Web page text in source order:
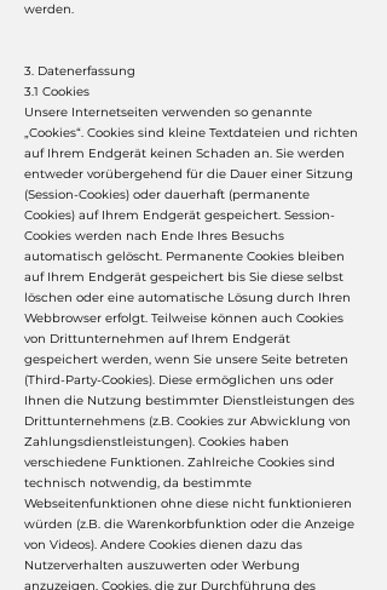
werden.
3. Datenerfassung
3.1 Cookies
Unsere Internetseiten verwenden so genannte
„Cookies“. Cookies sind kleine Textdateien und richten
auf Ihrem Endgerät keinen Schaden an. Sie werden
entweder vorübergehend für die Dauer einer Sitzung
(Session-Cookies) oder dauerhaft (permanente
Cookies) auf Ihrem Endgerät gespeichert. Session-
Cookies werden nach Ende Ihres Besuchs
automatisch gelöscht. Permanente Cookies bleiben
auf Ihrem Endgerät gespeichert bis Sie diese selbst
löschen oder eine automatische Lösung durch Ihren
Webbrowser erfolgt. Teilweise können auch Cookies
von Drittunternehmen auf Ihrem Endgerät
gespeichert werden, wenn Sie unsere Seite betreten
(Third-Party-Cookies). Diese ermöglichen uns oder
Ihnen die Nutzung bestimmter Dienstleistungen des
Drittunternehmens (z.B. Cookies zur Abwicklung von
Zahlungsdienstleistungen). Cookies haben
verschiedene Funktionen. Zahlreiche Cookies sind
technisch notwendig, da bestimmte
Webseitenfunktionen ohne diese nicht funktionieren
würden (z.B. die Warenkorbfunktion oder die Anzeige
von Videos). Andere Cookies dienen dazu das
Nutzerverhalten auszuwerten oder Werbung
anzuzeigen. Cookies, die zur Durchführung des